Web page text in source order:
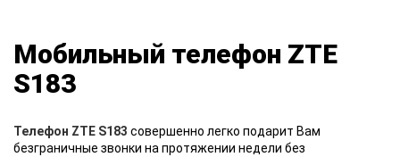
Мобильный телефон ZTE
S183
Телефон ZTE S183 совершенно легко подарит Вам
безграничные звонки на протяжении недели без